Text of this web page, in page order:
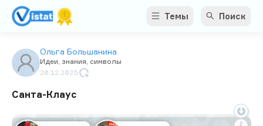
Темы Поиск
Ольга Большанина
Идеи, знания, символы
20.12.2025
Санта-Клаус